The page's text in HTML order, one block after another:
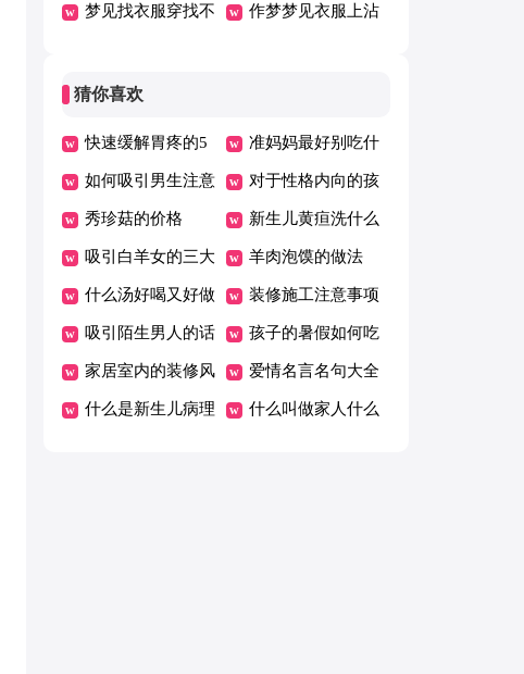
杀了 档次
梦见找衣服穿找不 作梦梦见衣服上沾
猜你喜欢
快速缓解胃疼的5
个方法
准妈妈最好别吃什
么食物
如何吸引男生注意 对于性格内向的孩
子怎么和他沟通
秀珍菇的价格 新生儿黄疸洗什么
中药好 新生儿黄
疸推拿方法
吸引白羊女的三大
星座女
羊肉泡馍的做法
什么汤好喝又好做
家常营养
装修施工注意事项
吸引陌生男人的话
术
孩子的暑假如何吃
的健康
家居室内的装修风
水禁忌
爱情名言名句大全
什么是新生儿病理 什么叫做家人什么